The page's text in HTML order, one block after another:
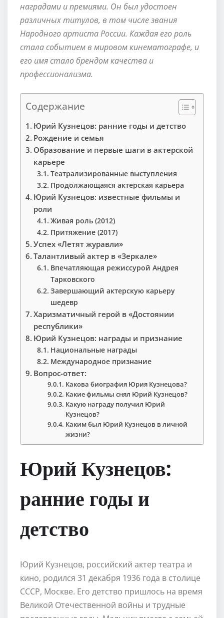
наградами и премиями. Он был удостоен
различных титулов, в том числе звания
Народного артиста России. Каждая его роль
стала событием в мировом кинематографе, и
его имя стало брендом качества и
профессионализма.
Содержание
Юрий Кузнецов: ранние годы и детство
Рождение и семья
Образование и первые шаги в актерской
карьере
Театрализированные выступления
Продолжающаяся актерская карьера
Юрий Кузнецов: известные фильмы и
роли
Живая роль (2012)
Притяжение (2017)
Успех «Летят журавли»
Талантливый актер в «Зеркале»
Впечатляющая режиссурой Андрея
Тарковского
Завершающий актерскую карьеру
шедевр
Харизматичный герой в «Достоянии
республики»
Юрий Кузнецов: награды и признание
Национальные награды
Международное признание
Вопрос-ответ:
Какова биография Юрия Кузнецова?
Какие фильмы снял Юрий Кузнецов?
Какую награду получил Юрий
Кузнецов?
Каким был Юрий Кузнецов в личной
жизни?
Юрий Кузнецов:
ранние годы и
детство
Юрий Кузнецов, российский актер театра и
кино, родился 31 декабря 1936 года в столице
СССР, Москве. Его детство пришлось на время
Великой Отечественной войны и трудные